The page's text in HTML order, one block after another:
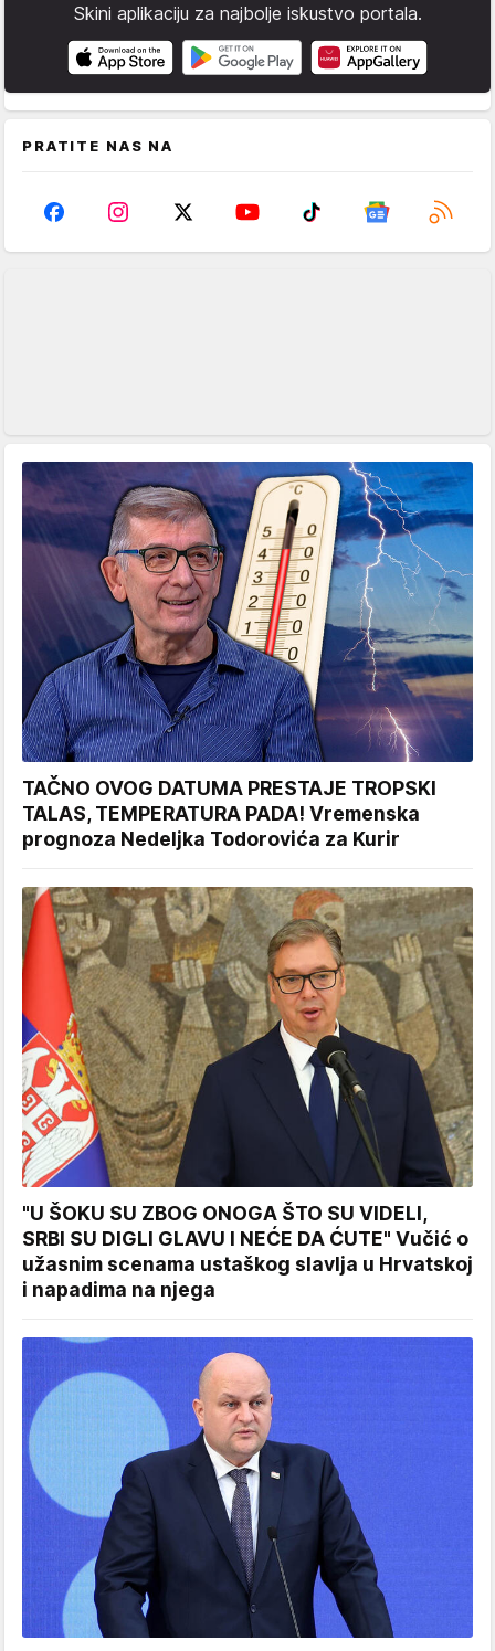
Skini aplikaciju za najbolje iskustvo portala.
PRATITE NAS NA
TAČNO OVOG DATUMA PRESTAJE TROPSKI
TALAS, TEMPERATURA PADA! Vremenska
prognoza Nedeljka Todorovića za Kurir
"U ŠOKU SU ZBOG ONOGA ŠTO SU VIDELI,
SRBI SU DIGLI GLAVU I NEĆE DA ĆUTE" Vučić o
užasnim scenama ustaškog slavlja u Hrvatskoj
i napadima na njega